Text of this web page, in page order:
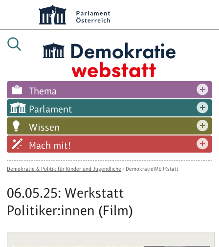
Thema
Parlament
Wissen
Mach mit!
Demokratie & Politik für Kinder und Jugendliche › DemokratieWERKstatt
06.05.25: Werkstatt
Politiker:innen (Film)